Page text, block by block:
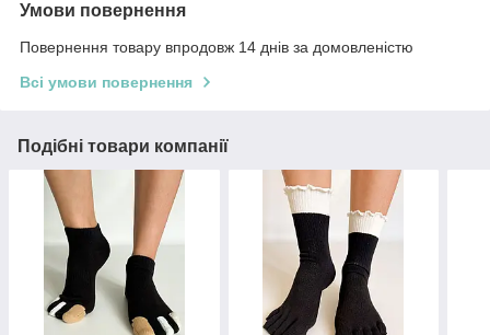
Умови повернення
Повернення товару впродовж 14 днів за домовленістю
Всі умови повернення
Подібні товари компанії